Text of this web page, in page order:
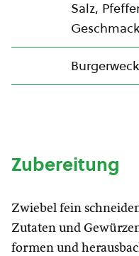
Salz,
Geschmack
Zubereitung
Zwiebel fein
Zutaten und
formen und